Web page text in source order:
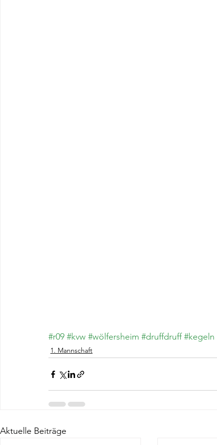
#r09 #kvw #wölfersheim #druffdruff #kegeln
1. Mannschaft
Aktuelle Beiträge